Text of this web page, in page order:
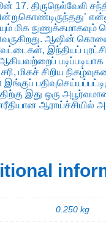
17. திருநெல்வேலி
மிக
ஆஷின்
இந்தியப்
படிப்படியாக
சரி, மிகச் சிறிய
இது ஒரு
ஆராய்ச்சியில்
0.250 kg